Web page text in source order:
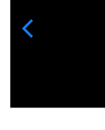
Previous